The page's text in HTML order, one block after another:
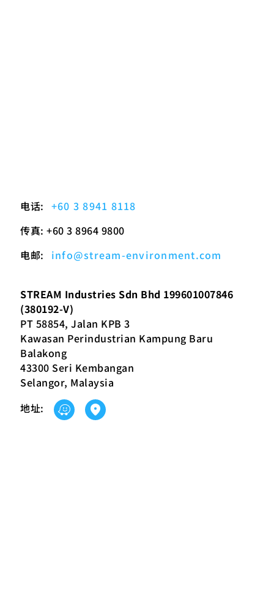
电话: +60 3 8941 8118
传真: +60 3 8964 9800
电邮:
info@stream-environment.com
STREAM Industries Sdn Bhd 199601007846
(380192-V)
PT 58854, Jalan KPB 3
Kawasan Perindustrian Kampung Baru
Balakong
43300 Seri Kembangan
Selangor, Malaysia
地址: